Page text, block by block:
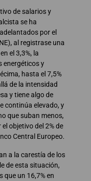
de salarios y
se ha
por el
al registrase una
el 3,3%, la
energéticos y
hasta el 7,5%
de la intensidad
y tiene algo de
continúa elevado, y
que suban menos,
objetivo del 2% de
Central Europeo.
a la carestía de los
de esta situación,
que un 16,7% en